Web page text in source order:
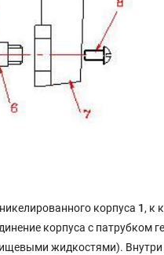
корпуса 1, к
корпуса с патрубком
жидкостями).